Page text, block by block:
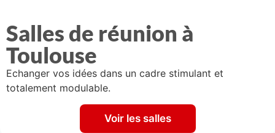
Salles de réunion à
Toulouse
Echanger vos idées dans un cadre stimulant et
totalement modulable.
Voir les salles